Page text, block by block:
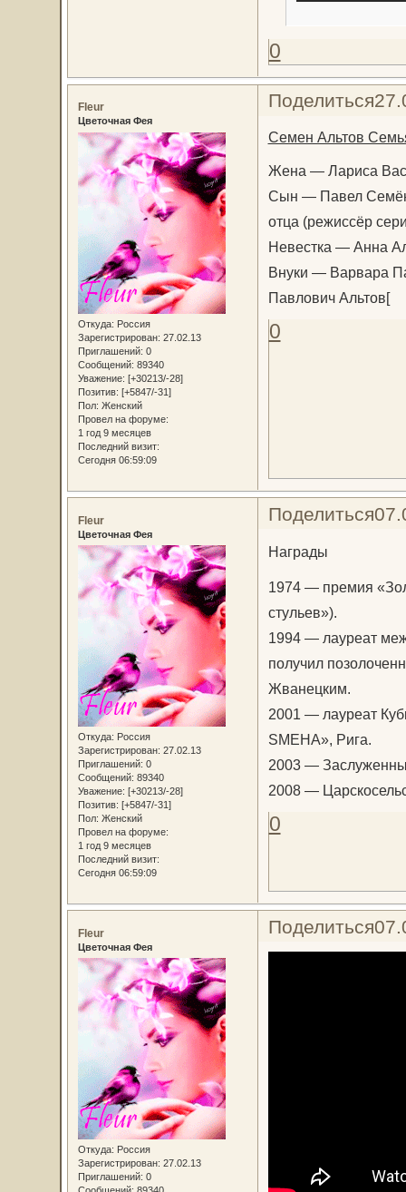
0
Поделиться
Fleur
Цветочная Фея
Откуда: Россия
Зарегистрирован: 27.02.13
Приглашений: 0
Сообщений: 89340
Уважение: [+30213/-28]
Позитив: [+5847/-31]
Пол: Женский
Провел на форуме:
1 год 9 месяцев
Последний визит:
Сегодня 06:59:09
Семен Альтов
Жена — Лариса
Сын — Павел
отца (режиссёр
Невестка — Анна
Внуки — Варвара
Павлович Альтов[
0
Поделиться
Fleur
Цветочная Фея
Откуда: Россия
Зарегистрирован: 27.02.13
Приглашений: 0
Сообщений: 89340
Уважение: [+30213/-28]
Позитив: [+5847/-31]
Пол: Женский
Провел на форуме:
1 год 9 месяцев
Последний визит:
Сегодня 06:59:09
Награды
1974 — премия
стульев»).
1994 — лауреат
получил
Жванецким.
2001 — лауреат
SMEHA», Рига.
2003 —
2008 —
0
Поделиться
Fleur
Цветочная Фея
Откуда: Россия
Зарегистрирован: 27.02.13
Приглашений: 0